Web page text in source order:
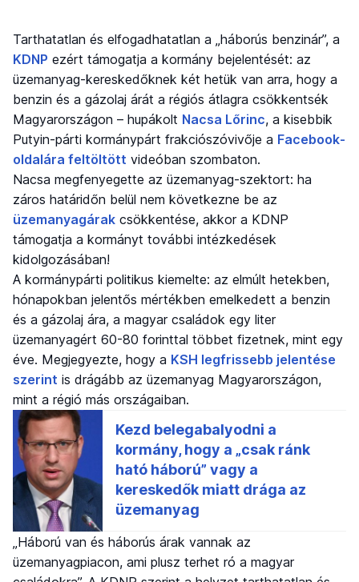
Tarthatatlan és elfogadhatatlan a „háborús benzinár”, a
KDNP ezért támogatja a kormány bejelentését: az
üzemanyag-kereskedőknek két hetük van arra, hogy a
benzin és a gázolaj árát a régiós átlagra csökkentsék
Magyarországon – hupákolt Nacsa Lőrinc, a kisebbik
Putyin-párti kormánypárt frakciószóvivője a Facebook-
oldalára feltöltött videóban szombaton.
Nacsa megfenyegette az üzemanyag-szektort: ha
záros határidőn belül nem következne be az
üzemanyagárak csökkentése, akkor a KDNP
támogatja a kormányt további intézkedések
kidolgozásában!
A kormánypárti politikus kiemelte: az elmúlt hetekben,
hónapokban jelentős mértékben emelkedett a benzin
és a gázolaj ára, a magyar családok egy liter
üzemanyagért 60-80 forinttal többet fizetnek, mint egy
éve. Megjegyezte, hogy a KSH legfrissebb jelentése
szerint is drágább az üzemanyag Magyarországon,
mint a régió más országaiban.
„Háború van és háborús árak vannak az
üzemanyagpiacon, ami plusz terhet ró a magyar